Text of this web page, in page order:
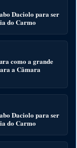
Daciolo para ser
do Carmo
como a grande
a Câmara
Daciolo para ser
do Carmo